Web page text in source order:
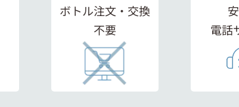
ボトル注文・交換
不要
電話